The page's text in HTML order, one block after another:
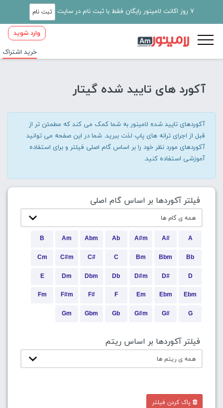
7 روز اکانت لامینور رایگان فقط با ثبت نام در سایت ثبت نام
وارد شوید
خرید اشتراک
آکورد های تایید شده گیتار
آکوردهای تایید شده لامینور به شما کمک می کند که مطمئن تر از
قبل از اجرای ترانه های پاپ لذت ببرید. شما در این صفحه می توانید
آکوردهای مورد نظر خود را بر اساس گام اصلی فیلتر و برای استفاده
آموزشی استفاده کنید.
فیلتر آکوردها بر اساس گام اصلی
A
A#
A#m
Ab
Abm
Am
B
Bb
Bbm
Bm
C
C#
C#m
Cm
D
D#
D#m
Db
Dbm
Dm
E
Ebm
Ebm
Em
F
F#
F#m
Fm
G
G#
G#m
Gb
Gbm
Gm
فیلتر آکوردها بر اساس ریتم
پاک کردن فیلتر